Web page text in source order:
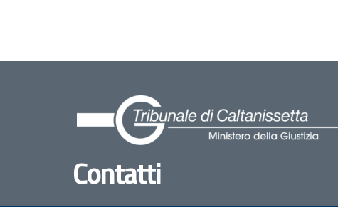
Contatti